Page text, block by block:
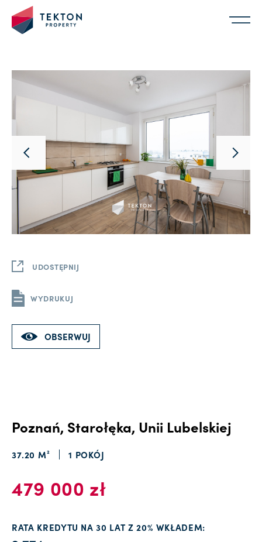
UDOSTĘPNIJ
WYDRUKUJ
OBSERWUJ
Poznań, Starołęka, Unii Lubelskiej
37.20 M² 1 POKÓJ
479 000 zł
RATA KREDYTU NA 30 LAT Z 20% WKŁADEM: